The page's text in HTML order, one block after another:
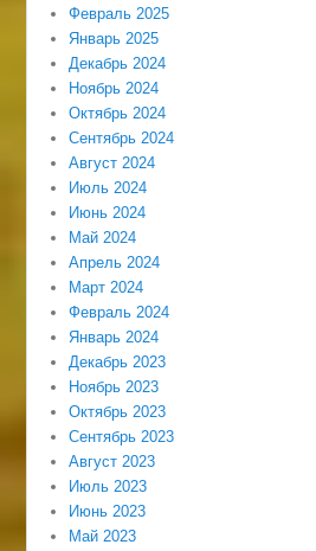
Февраль 2025
Январь 2025
Декабрь 2024
Ноябрь 2024
Октябрь 2024
Сентябрь 2024
Август 2024
Июль 2024
Июнь 2024
Май 2024
Апрель 2024
Март 2024
Февраль 2024
Январь 2024
Декабрь 2023
Ноябрь 2023
Октябрь 2023
Сентябрь 2023
Август 2023
Июль 2023
Июнь 2023
Май 2023